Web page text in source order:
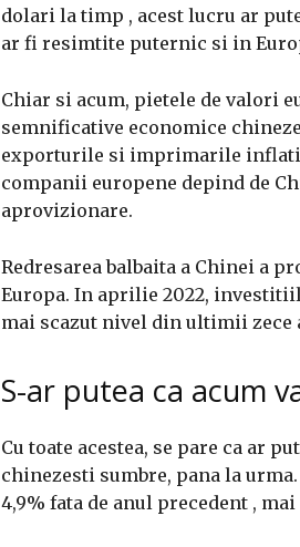
dolari la timp , acest lucru ar
ar fi resimtite puternic si in
Chiar si acum, pietele de valori
semnificative economice
exporturile si imprimarile
companii europene depind de
aprovizionare.
Redresarea balbaita a Chinei a
Europa. In aprilie 2022,
mai scazut nivel din ultimii zece
S-ar putea ca acum
Cu toate acestea, se pare ca ar
chinezesti sumbre, pana la
4,9% fata de anul precedent ,